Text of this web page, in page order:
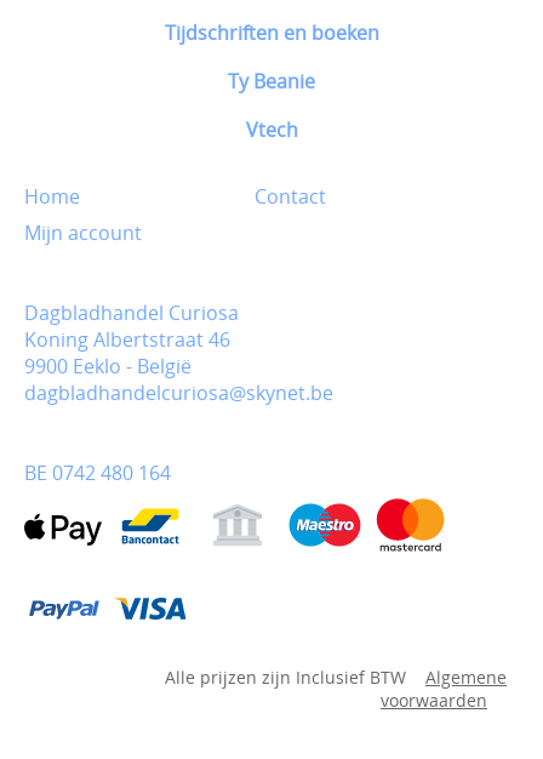
Tijdschriften en boeken
Ty Beanie
Vtech
Home
Contact
Mijn account
Dagbladhandel Curiosa
Koning Albertstraat 46
9900 Eeklo - België
dagbladhandelcuriosa@skynet.be
BE 0742 480 164
Alle prijzen zijn Inclusief BTW
Algemene
voorwaarden